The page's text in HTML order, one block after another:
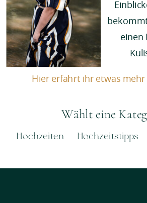
einen
Hier erfahrt ihr etwas
Wählt eine
Hochzeiten Hochzeitstipps